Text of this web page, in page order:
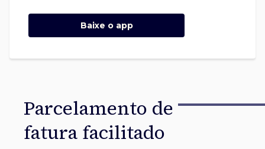
Baixe o app
Parcelamento de
fatura facilitado